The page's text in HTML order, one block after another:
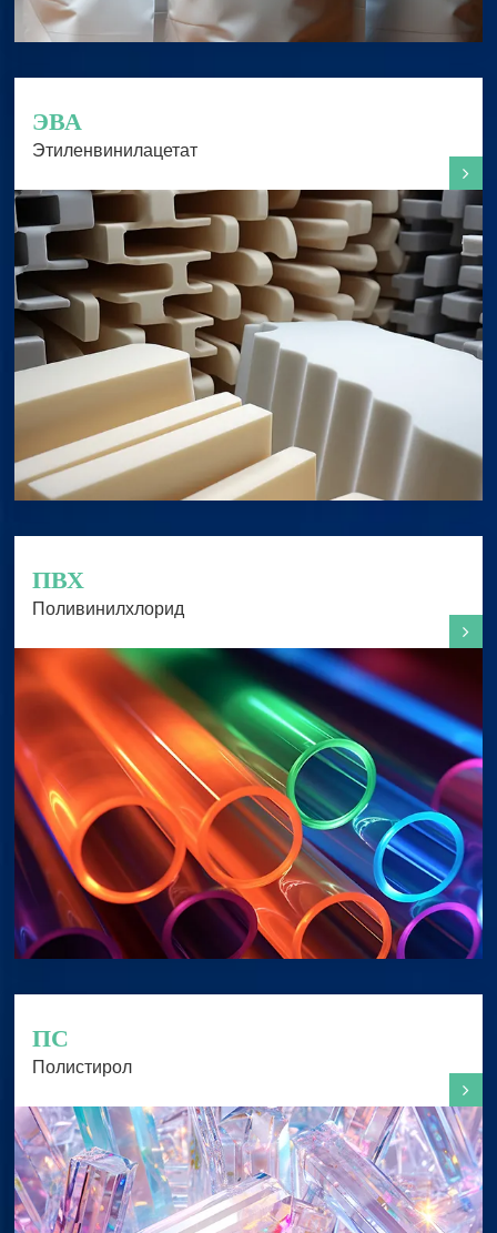
ЭВА
Этиленвинилацетат
ПВХ
Поливинилхлорид
ПС
Полистирол